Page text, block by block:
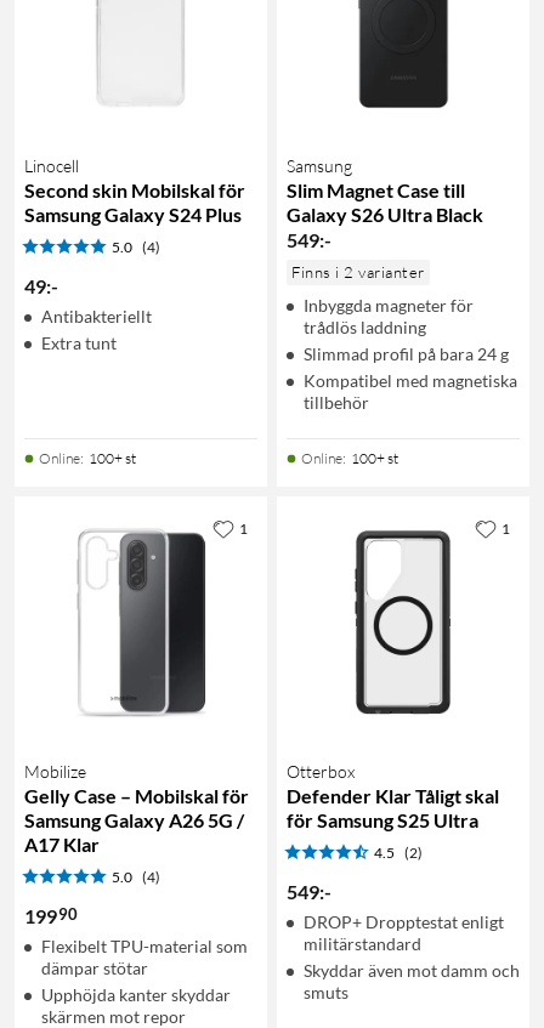
Linocell
Second skin Mobilskal för
Samsung Galaxy S24 Plus
5.0 (4)
49:-
Antibakteriellt
Extra tunt
Online: 100+ st
Samsung
Slim Magnet Case till
Galaxy S26 Ultra Black
549:-
Finns i 2 varianter
Inbyggda magneter för
trådlös laddning
Slimmad profil på bara 24 g
Kompatibel med magnetiska
tillbehör
Online: 100+ st
Mobilize
Gelly Case – Mobilskal för
Samsung Galaxy A26 5G /
A17 Klar
5.0 (4)
19990
Flexibelt TPU-material som
dämpar stötar
Upphöjda kanter skyddar
skärmen mot repor
1
Otterbox
Defender Klar Tåligt skal
för Samsung S25 Ultra
4.5 (2)
549:-
DROP+ Dropptestat enligt
militärstandard
Skyddar även mot damm och
smuts
1